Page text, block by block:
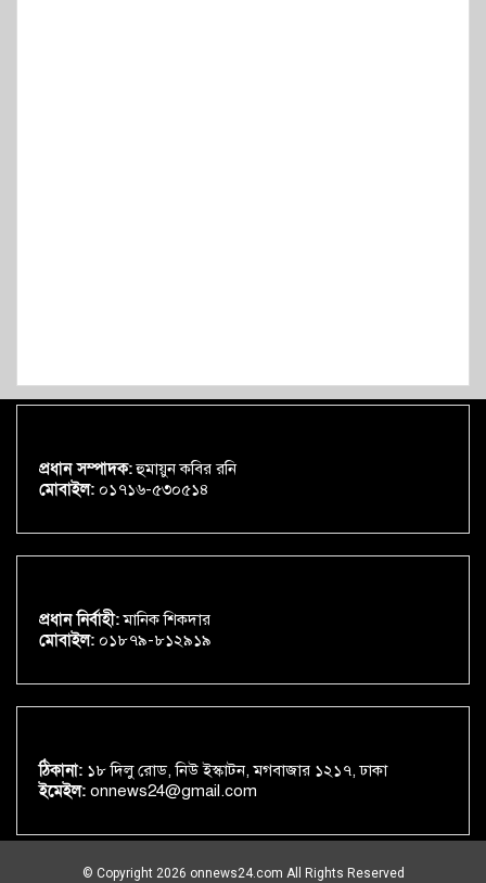
প্রধান সম্পাদক:হুমায়ুন কবির রনি
মোবাইল: ০১৭১৬-৫৩০৫১৪
প্রধান নির্বাহী:মানিক শিকদার
মোবাইল: ০১৮৭৯-৮১২৯১৯
ঠিকানা: ১৮ দিলু রোড, নিউ ইস্কাটন, মগবাজার ১২১৭, ঢাকা
ইমেইল: onnews24@gmail.com
© Copyright 2026 onnews24.com All Rights Reserved